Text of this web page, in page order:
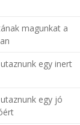
magunkat a
egy inert
egy jó